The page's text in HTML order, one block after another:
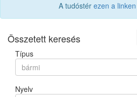
A tudóstér ezen a linken
Összetett keresés
Típus
bármi
Nyelv